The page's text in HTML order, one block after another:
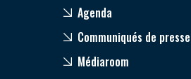
Agenda
Communiqués de presse
Médiaroom